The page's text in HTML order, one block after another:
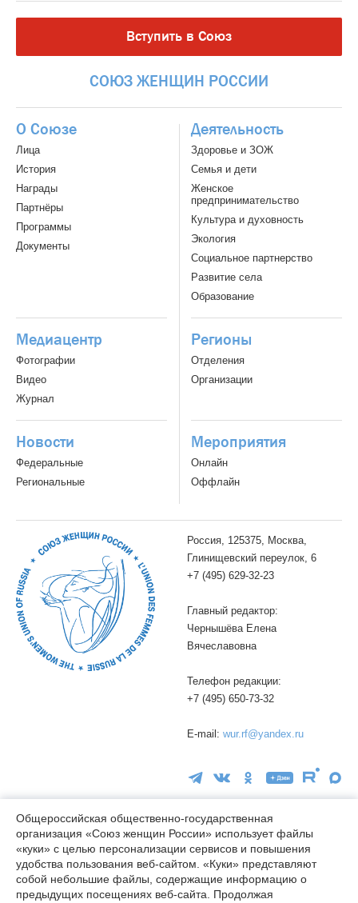
Вступить в Союз
СОЮЗ ЖЕНЩИН РОССИИ
О Союзе
Лица
История
Награды
Партнёры
Программы
Документы
Деятельность
Здоровье и ЗОЖ
Семья и дети
Женское
предпринимательство
Культура и духовность
Экология
Социальное партнерство
Развитие села
Образование
Медиацентр
Фотографии
Видео
Журнал
Регионы
Отделения
Организации
Новости
Федеральные
Региональные
Мероприятия
Онлайн
Оффлайн
Россия, 125375, Москва,
Глинищевский переулок, 6
+7 (495) 629-32-23
Главный редактор:
Чернышёва Елена
Вячеславовна
Телефон редакции:
+7 (495) 650-73-32
E-mail: wur.rf@yandex.ru
16+
© wuor.ru Использование материалов сайта разрешается только
при указании ссылки на источник
Общероссийская общественно-государственная
организация «Союз женщин России» использует файлы
«куки» с целью персонализации сервисов и повышения
удобства пользования веб-сайтом. «Куки» представляют
собой небольшие файлы, содержащие информацию о
предыдущих посещениях веб-сайта. Продолжая